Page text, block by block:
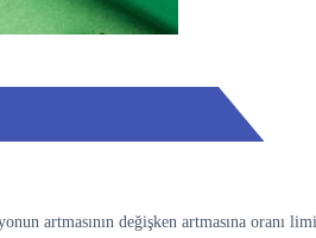
artmasının değişken artmasına oranı